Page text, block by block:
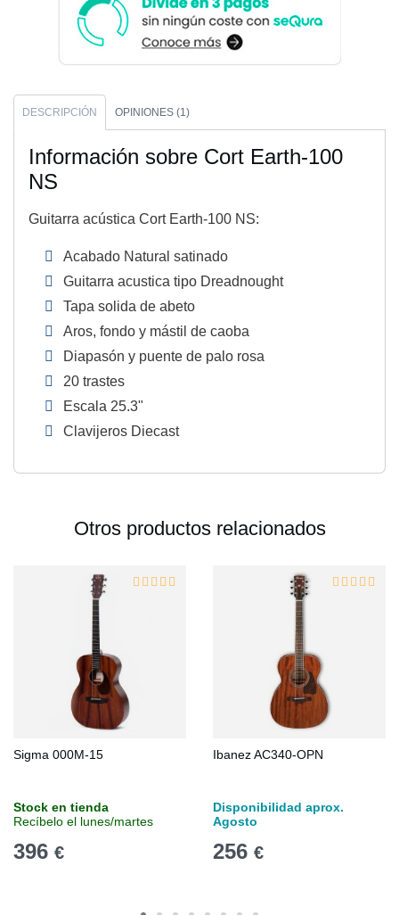
DESCRIPCIÓN OPINIONES (1)
Información sobre Cort Earth-100
NS
Guitarra acústica Cort Earth-100 NS:
Acabado Natural satinado
Guitarra acustica tipo Dreadnought
Tapa solida de abeto
Aros, fondo y mástil de caoba
Diapasón y puente de palo rosa
20 trastes
Escala 25.3"
Clavijeros Diecast
Otros productos relacionados
Sigma 000M-15
Stock en tienda
Recíbelo el lunes/martes
396 €
Ibanez AC340-OPN
Disponibilidad aprox.
Agosto
256 €